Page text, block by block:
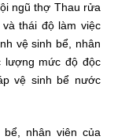
ngũ thợ Thau rửa
thái độ làm việc
vệ sinh bể, nhân
lượng mức độ độc
vệ sinh bể nước
nhân viên của